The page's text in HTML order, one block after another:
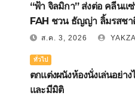
“ฟ้า จิลมิกา” ส่งต่อ คลีนแ
FAH ชวน ธัญญ่า ลิ้มรสชา
พรีเมียม
ส.ค. 3, 2026
ทั่วไป
ตกแต่งผนังห้องนั่งเล่นอย่า
และมีมิติ